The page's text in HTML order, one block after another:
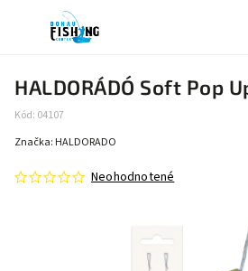
HALDORÁDÓ Soft Pop
Kód: 04107
Neohodnotené
Značka: HALDORADO